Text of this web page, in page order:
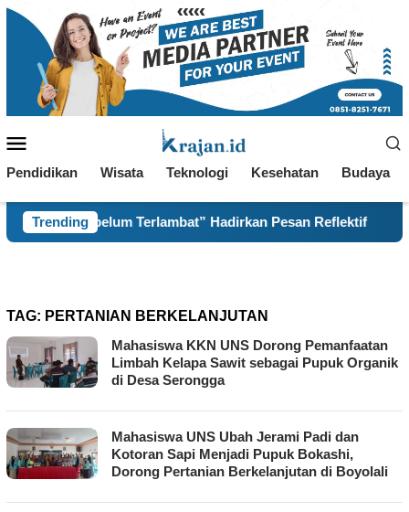
Loncat
Mobile
Pendidikan Wisata Teknologi Kesehatan Budaya
Trending
Terlambat” Hadirkan Pesan Reflektif Data
TAG: PERTANIAN BERKELANJUTAN
Mahasiswa KKN UNS Dorong Pemanfaatan
Limbah Kelapa Sawit sebagai Pupuk Organik
di Desa Serongga
Mahasiswa UNS Ubah Jerami Padi dan
Kotoran Sapi Menjadi Pupuk Bokashi,
Dorong Pertanian Berkelanjutan di Boyolali